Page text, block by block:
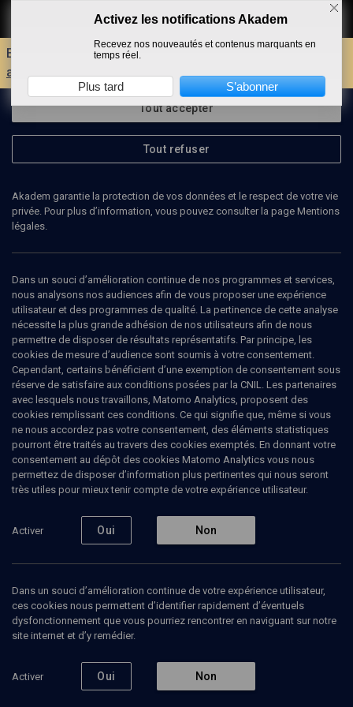
Faire un don
Envie d'encore plus d'AKADEM ?
Découvrez les
avantages d'un compte !
Ajouter Partager J’aime
Abonnez-vous à notre newsletter
Société La rédaction
Tout accepter
Tout refuser
Akadem garantie la protection de vos données et le respect de votre vie
privée. Pour plus d’information, vous pouvez consulter la page Mentions
légales.
Dans un souci d’amélioration continue de nos programmes et services,
nous analysons nos audiences afin de vous proposer une expérience
utilisateur et des programmes de qualité. La pertinence de cette analyse
nécessite la plus grande adhésion de nos utilisateurs afin de nous
permettre de disposer de résultats représentatifs. Par principe, les
cookies de mesure d’audience sont soumis à votre consentement.
Cependant, certains bénéficient d’une exemption de consentement sous
réserve de satisfaire aux conditions posées par la CNIL. Les partenaires
avec lesquels nous travaillons, Matomo Analytics, proposent des
cookies remplissant ces conditions. Ce qui signifie que, même si vous
ne nous accordez pas votre consentement, des éléments statistiques
pourront être traités au travers des cookies exemptés. En donnant votre
consentement au dépôt des cookies Matomo Analytics vous nous
permettez de disposer d’information plus pertinentes qui nous seront
très utiles pour mieux tenir compte de votre expérience utilisateur.
Activer Oui Non
Dans un souci d’amélioration continue de votre expérience utilisateur,
ces cookies nous permettent d’identifier rapidement d’éventuels
dysfonctionnement que vous pourriez rencontrer en naviguant sur notre
site internet et d’y remédier.
Activer Oui Non
Activez les notifications Akadem
Recevez nos nouveautés et contenus marquants en
temps réel.
Plus tard S’abonner